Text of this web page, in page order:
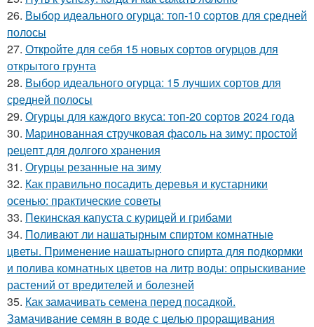
26. Выбор идеального огурца: топ-10 сортов для средней
полосы
27. Откройте для себя 15 новых сортов огурцов для
открытого грунта
28. Выбор идеального огурца: 15 лучших сортов для
средней полосы
29. Огурцы для каждого вкуса: топ-20 сортов 2024 года
30. Маринованная стручковая фасоль на зиму: простой
рецепт для долгого хранения
31. Огурцы резанные на зиму
32. Как правильно посадить деревья и кустарники
осенью: практические советы
33. Пекинская капуста с курицей и грибами
34. Поливают ли нашатырным спиртом комнатные
цветы. Применение нашатырного спирта для подкормки
и полива комнатных цветов на литр воды: опрыскивание
растений от вредителей и болезней
35. Как замачивать семена перед посадкой.
Замачивание семян в воде с целью проращивания